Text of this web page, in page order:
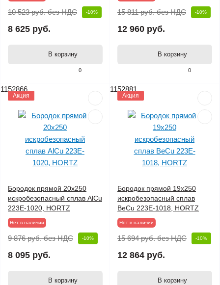
0
10 523 руб.без НДС -10%
8 625 руб.
В корзину
0
15 811 руб.без НДС -10%
12 960 руб.
В корзину
1152866
Акция
Бородок прямой 20х250
искробезопасный сплав AlCu
223E-1020, HORTZ
Нет в наличии
9 876 руб.без НДС -10%
8 095 руб.
В корзину
1152881
Акция
Бородок прямой 19х250
искробезопасный сплав
BeCu 223E-1018, HORTZ
Нет в наличии
15 694 руб.без НДС -10%
12 864 руб.
В корзину